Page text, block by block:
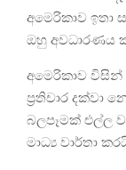
අමෙරිකාව
ඔහු අවධාරණය
අමෙරිකාව විසින්
ප්‍රතිචාර දක්වා
බලපෑමක් එල්ල
මාධ්‍ය වාර්තා